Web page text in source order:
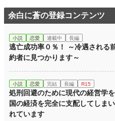
余白に蒼の登録コンテンツ
小説 恋愛 連載中 長編
逃亡成功率０％！ ～冷遇される
約者に見つかります～
小説 恋愛 完結 長編 R15
処刑回避のために現代の経営学
国の経済を完全に支配してしま
れています